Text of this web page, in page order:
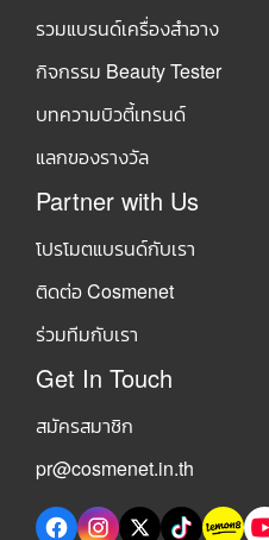
รวมแบรนด์เครื่องสำอาง
กิจกรรม Beauty Tester
บทความบิวตี้เทรนด์
แลกของรางวัล
Partner with Us
โปรโมตแบรนด์กับเรา
ติดต่อ Cosmenet
ร่วมทีมกับเรา
Get In Touch
สมัครสมาชิก
pr@cosmenet.in.th